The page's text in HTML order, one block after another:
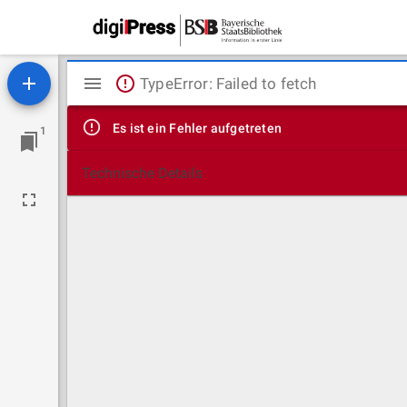
1
Mirador
Viewer
TypeError: Failed to fetch
Es ist ein Fehler aufgetreten
Technische Details